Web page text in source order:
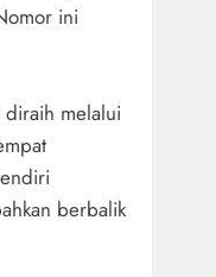
ini
melalui
berbalik